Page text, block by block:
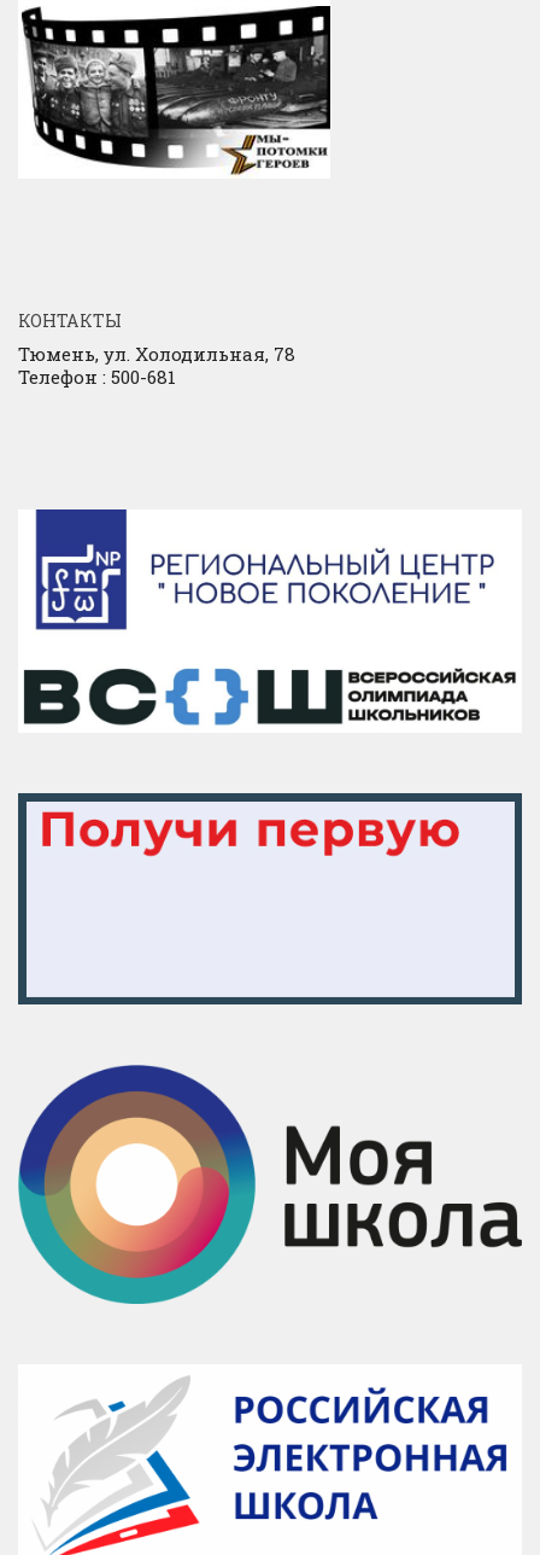
КОНТАКТЫ
Тюмень, ул. Холодильная, 78
Телефон : 500-681